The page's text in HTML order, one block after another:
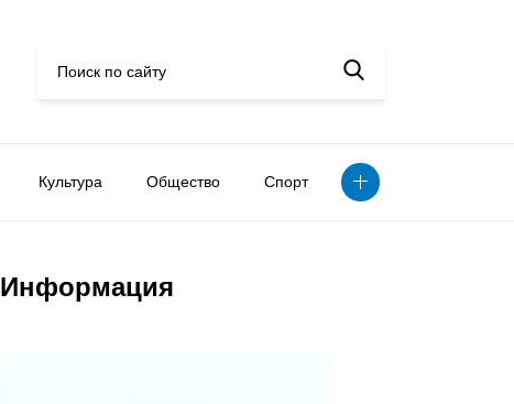
Культура Общество Спорт
Информация